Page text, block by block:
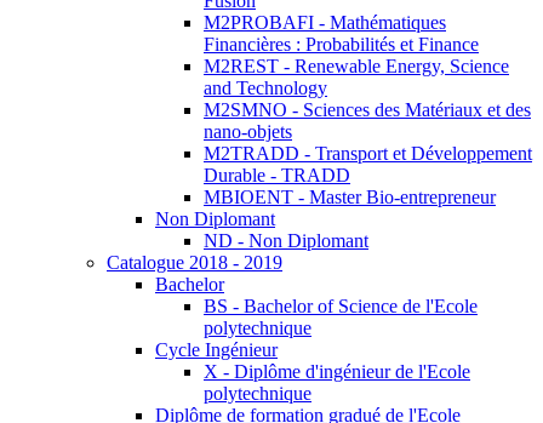
M2PROBAFI - Mathématiques
Financières : Probabilités et Finance
M2REST - Renewable Energy, Science
and Technology
M2SMNO - Sciences des Matériaux et des
nano-objets
M2TRADD - Transport et Développement
Durable - TRADD
MBIOENT - Master Bio-entrepreneur
Non Diplomant
ND - Non Diplomant
Catalogue 2018 - 2019
Bachelor
BS - Bachelor of Science de l'Ecole
polytechnique
Cycle Ingénieur
X - Diplôme d'ingénieur de l'Ecole
polytechnique
Diplôme de formation gradué de l'Ecole